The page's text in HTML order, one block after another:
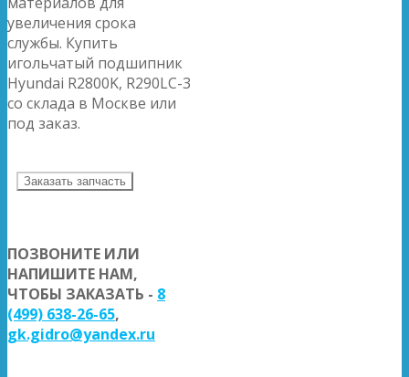
увеличения срока
службы. Купить
игольчатый подшипник
Hyundai R2800K, R290LC-3
со склада в Москве или
под заказ.
Заказать запчасть
ПОЗВОНИТЕ ИЛИ
НАПИШИТЕ НАМ,
ЧТОБЫ ЗАКАЗАТЬ - 8
(499) 638-26-65,
gk.gidro@yandex.ru